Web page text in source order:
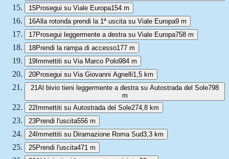
15Prosegui su Viale Europa154 m
16Alla rotonda prendi la 1ª uscita su Viale Europa9 m
17Prosegui leggermente a destra su Viale Europa758 m
18Prendi la rampa di accesso177 m
19Immettiti su Via Marco Polo984 m
20Prosegui su Via Giovanni Agnelli1,5 km
21Al bivio tieni leggermente a destra su Autostrada del Sole798
m
22Immettiti su Autostrada del Sole274,8 km
23Prendi l'uscita556 m
24Immettiti su Diramazione Roma Sud3,3 km
25Prendi l'uscita471 m